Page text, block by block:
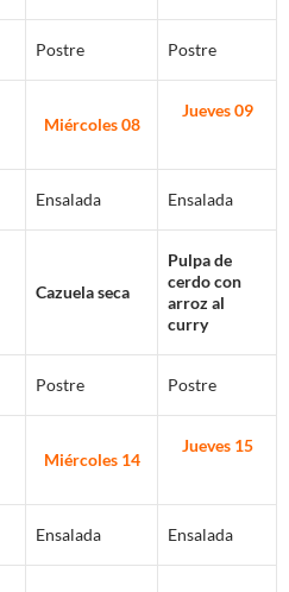
Postre Postre
Miércoles 08
Jueves 09
Ensalada Ensalada
Cazuela seca
Pulpa de
cerdo con
arroz al
curry
Postre Postre
Miércoles 14
Jueves 15
Ensalada Ensalada